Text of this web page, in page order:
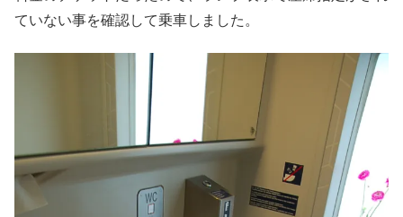
ていない事を確認して乗車しました。